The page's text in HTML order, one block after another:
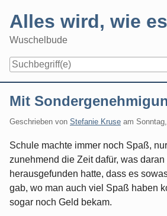
content
Alles wird, wie
Wuschelbude
Mit
Geschrieben von Stefanie Kruse am
Schule machte immer noch Spaß,
zunehmend die Zeit dafür, was
herausgefunden hatte, dass es
gab, wo man auch viel Spaß haben
sogar noch Geld bekam.